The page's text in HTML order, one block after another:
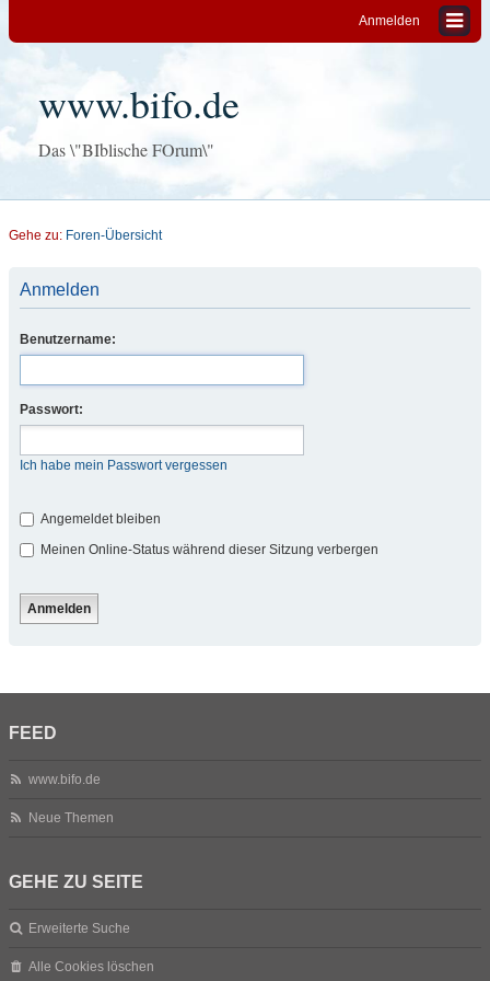
Anmelden
www.bifo.de
Das \"BIblische FOrum\"
Gehe zu: Foren-Übersicht
Anmelden
Benutzername:
Passwort:
Ich habe mein Passwort vergessen
Angemeldet bleiben
Meinen Online-Status während dieser Sitzung verbergen
FEED
www.bifo.de
Neue Themen
GEHE ZU SEITE
Erweiterte Suche
Alle Cookies löschen